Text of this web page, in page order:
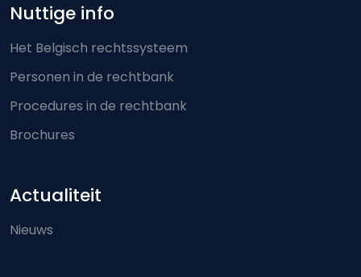
Nuttige info
Het Belgisch rechtssysteem
Personen in de rechtbank
Procedures in de rechtbank
Brochures
Actualiteit
Nieuws